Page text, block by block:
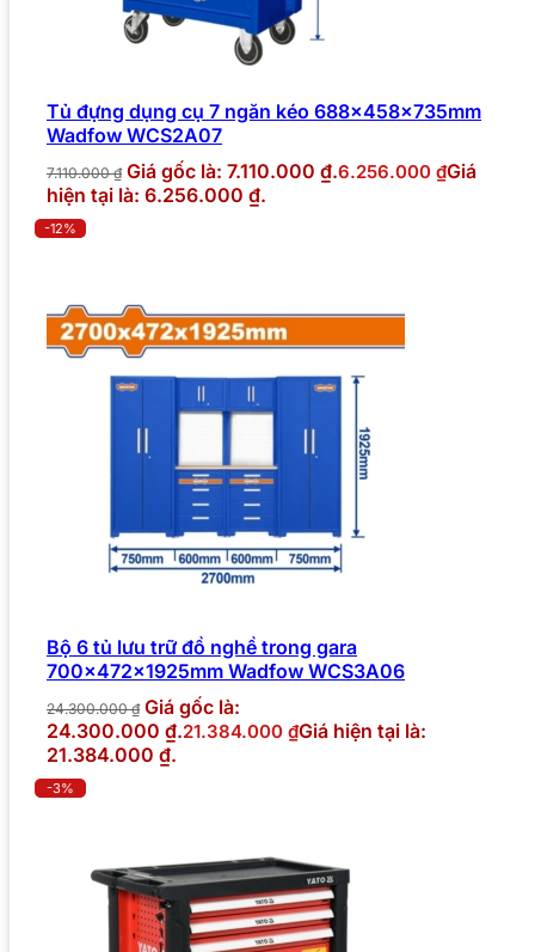
Tủ đựng dụng cụ 7 ngăn kéo 688x458x735mm
Wadfow WCS2A07
7.110.000₫ Giá gốc là: 7.110.000 ₫.6.256.000 ₫Giá
hiện tại là: 6.256.000 ₫.
-12%
Bộ 6 tủ lưu trữ đồ nghề trong gara
700x472x1925mm Wadfow WCS3A06
24.300.000₫ Giá gốc là:
24.300.000 ₫.21.384.000 ₫Giá hiện tại là:
21.384.000 ₫.
-3%